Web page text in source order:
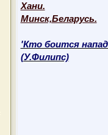
Хани.
Минск,Беларусь.
'Кто боится
(У.Филипс)